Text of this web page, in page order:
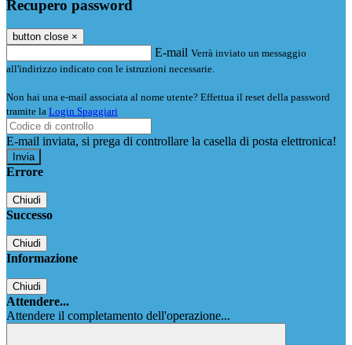
Recupero password
button close ×
E-mail Verrà inviato un messaggio
all'indirizzo indicato con le istruzioni necessarie.
Non hai una e-mail associata al nome utente? Effettua il reset della password
tramite la Login Spaggiari
E-mail inviata, si prega di controllare la casella di posta elettronica!
Errore
Chiudi
Successo
Chiudi
Informazione
Chiudi
Attendere...
Attendere il completamento dell'operazione...